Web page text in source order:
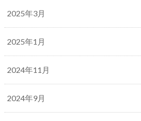
2025年3月
2025年1月
2024年11月
2024年9月